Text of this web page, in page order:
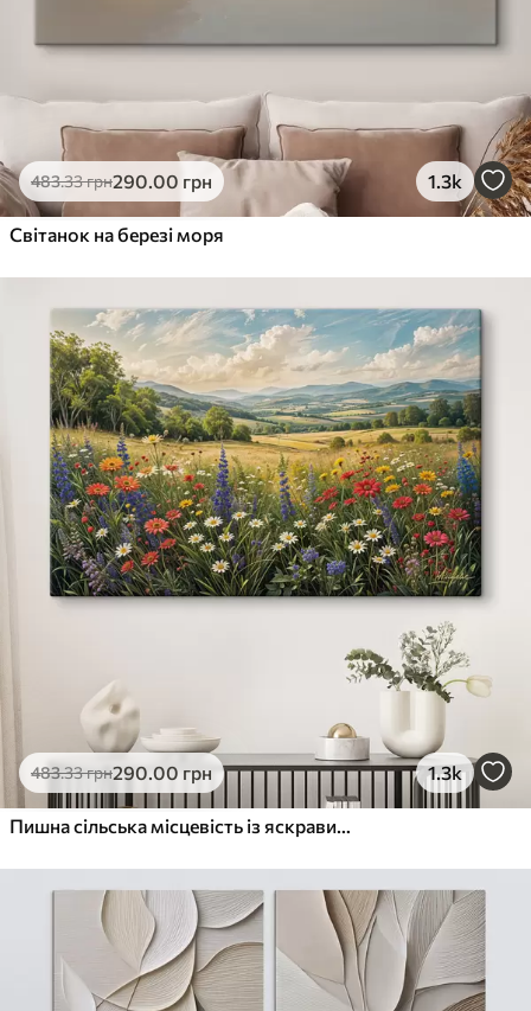
483.33грн290.00 грн 1.3k
Світанок на березі моря
483.33грн290.00 грн 1.3k
Пишна сільська місцевість із яскравим лугом диких квітів, наповненим різнокольоровими квітами під хмарним небом